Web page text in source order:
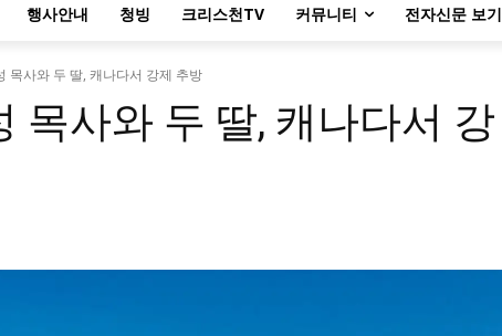
행사안내 청빙 크리스천TV 커뮤니티 전자신문 보기
목사와 두 딸, 캐나다서 강제 추방
목사와 두 딸, 캐나다서 강